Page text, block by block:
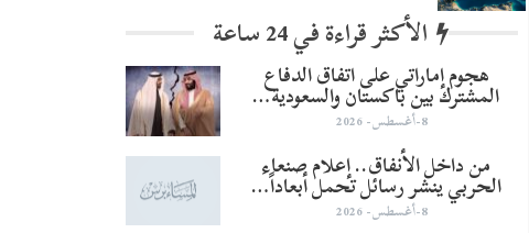
الأكثر قراءة في 24 ساعة
هجوم إماراتي على اتفاق الدفاع
المشترك بين باكستان والسعودية…
8-أغسطس- 2026
من داخل الأنفاق.. إعلام صنعاء
الحربي ينشر رسائل تحمل أبعاداً…
8-أغسطس- 2026